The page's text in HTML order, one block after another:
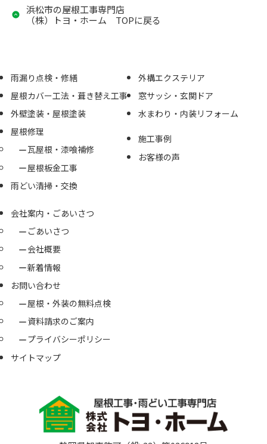
浜松市の屋根工事専門店
（株）トヨ・ホーム TOPに戻る
雨漏り点検・修繕
屋根カバー工法・葺き替え工事
外壁塗装・屋根塗装
屋根修理
瓦屋根・漆喰補修
屋根板金工事
雨どい清掃・交換
外構エクステリア
窓サッシ・玄関ドア
水まわり・内装リフォーム
施工事例
お客様の声
会社案内・ごあいさつ
ごあいさつ
会社概要
新着情報
お問い合わせ
屋根・外装の無料点検
資料請求のご案内
プライバシーポリシー
サイトマップ